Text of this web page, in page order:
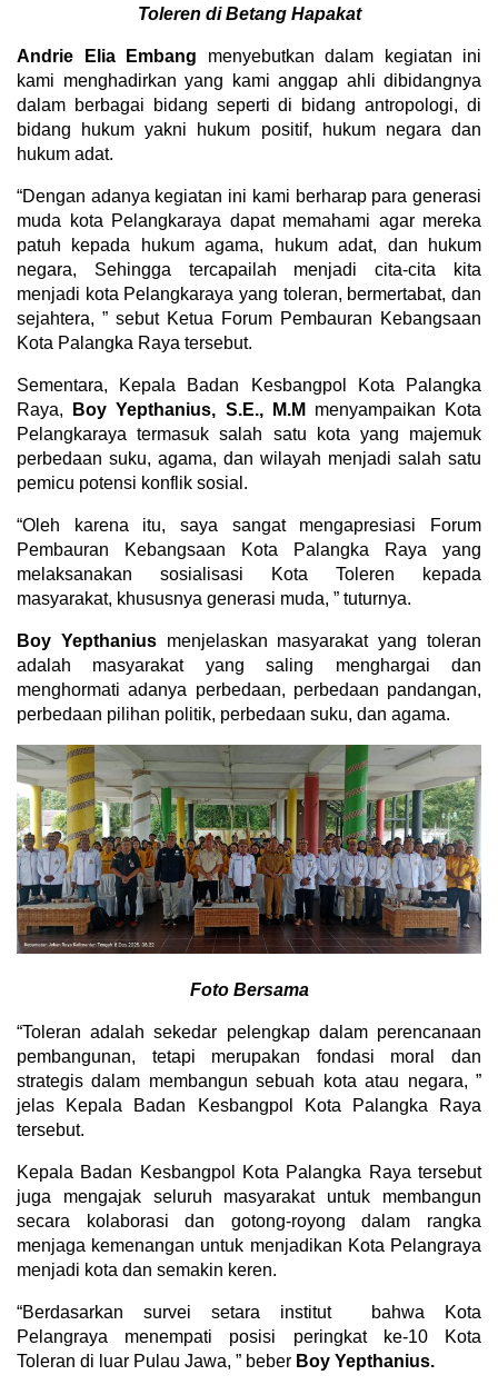
Toleren di Betang Hapakat
Andrie Elia Embang menyebutkan dalam kegiatan ini
kami menghadirkan yang kami anggap ahli dibidangnya
dalam berbagai bidang seperti di bidang antropologi, di
bidang hukum yakni hukum positif, hukum negara dan
hukum adat.
“Dengan adanya kegiatan ini kami berharap para generasi
muda kota Pelangkaraya dapat memahami agar mereka
patuh kepada hukum agama, hukum adat, dan hukum
negara, Sehingga tercapailah menjadi cita-cita kita
menjadi kota Pelangkaraya yang toleran, bermertabat, dan
sejahtera, ” sebut Ketua Forum Pembauran Kebangsaan
Kota Palangka Raya tersebut.
Sementara, Kepala Badan Kesbangpol Kota Palangka
Raya,
Boy Yepthanius, S.E., M.M menyampaikan Kota
Pelangkaraya termasuk salah satu kota yang majemuk
perbedaan suku, agama, dan wilayah menjadi salah satu
pemicu potensi konflik sosial.
“Oleh karena itu, saya sangat mengapresiasi Forum
Pembauran Kebangsaan Kota Palangka Raya yang
melaksanakan sosialisasi Kota Toleren kepada
masyarakat, khususnya generasi muda, ” tuturnya.
Boy Yepthanius menjelaskan masyarakat yang toleran
adalah masyarakat yang saling menghargai dan
menghormati adanya perbedaan, perbedaan pandangan,
perbedaan pilihan politik, perbedaan suku, dan agama.
Foto Bersama
“Toleran adalah sekedar pelengkap dalam perencanaan
pembangunan, tetapi merupakan fondasi moral dan
strategis dalam membangun sebuah kota atau negara, ”
jelas Kepala Badan Kesbangpol Kota Palangka Raya
tersebut.
Kepala Badan Kesbangpol Kota Palangka Raya tersebut
juga mengajak seluruh masyarakat untuk membangun
secara kolaborasi dan gotong-royong dalam rangka
menjaga kemenangan untuk menjadikan Kota Pelangraya
menjadi kota dan semakin keren.
“Berdasarkan survei setara institut bahwa Kota
Pelangraya menempati posisi peringkat ke-10 Kota
Toleran di luar Pulau Jawa, ” beber Boy Yepthanius.